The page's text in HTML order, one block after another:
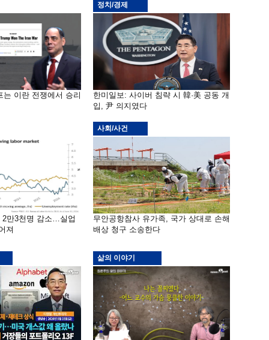
는 이란 전쟁에서 승리
정치/경제
한미일보: 사이버 침략 시 韓·美 공동 개
입, 尹 의지였다
2만3천명 감소…실업
져
사회/사건
무안공항참사 유가족, 국가 상대로 손해
배상 청구 소송한다
삶의 이야기